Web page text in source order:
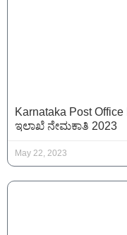
Karnataka Post
ಇಲಾಖೆ ನೇಮಕಾತಿ 2023
May 22, 2023